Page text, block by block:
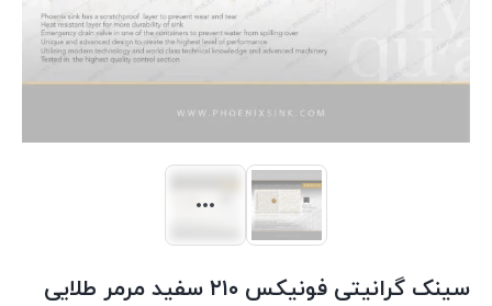
سینک گرانیتی فونیکس ۲۱۰ سفید مرمر طلایی